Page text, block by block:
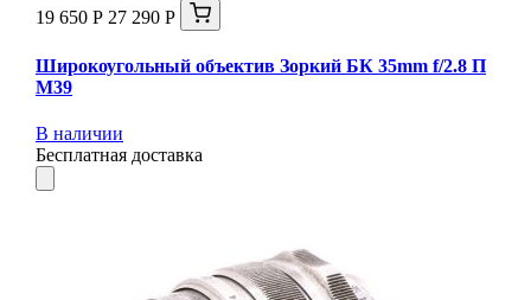
19 650 Р 27 290 Р
Широкоугольный объектив Зоркий БК 35mm f/2.8 П
М39
В наличии
Бесплатная доставка